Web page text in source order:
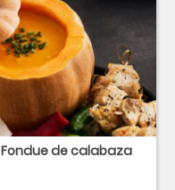
Fondue de calabaza